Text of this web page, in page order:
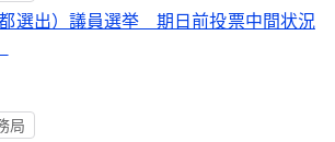
選出）議員選挙 期日前投票中間状況
局